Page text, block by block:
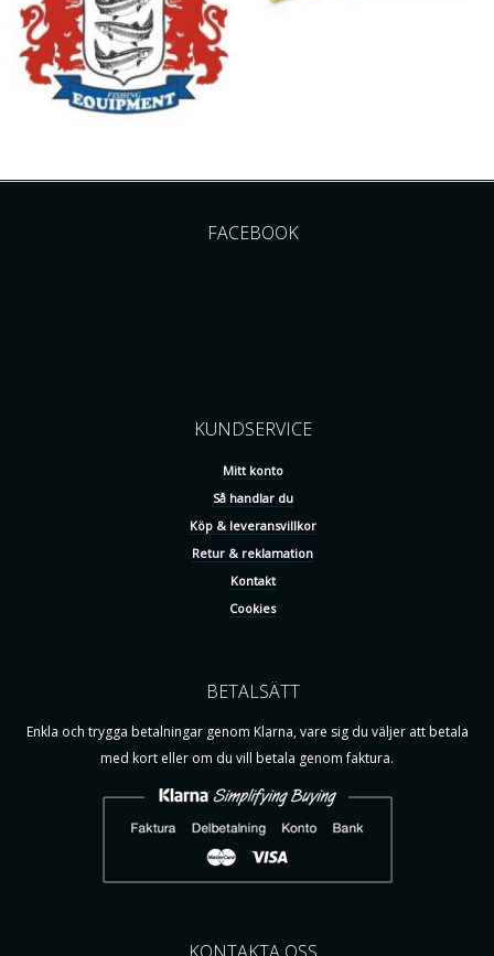
FACEBOOK
KUNDSERVICE
Mitt konto
Så handlar du
Köp & leveransvillkor
Retur & reklamation
Kontakt
Cookies
BETALSÄTT
Enkla och trygga betalningar genom Klarna, vare sig du väljer att betala
med kort eller om du vill betala genom faktura.